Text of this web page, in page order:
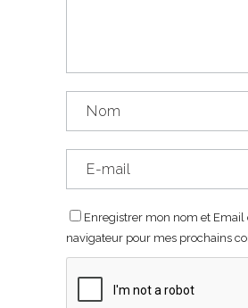
Enregistrer mon nom et Email
navigateur pour mes prochains